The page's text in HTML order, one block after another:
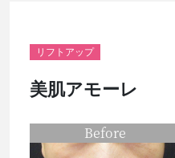
リフトアップ
美肌アモーレ
Before